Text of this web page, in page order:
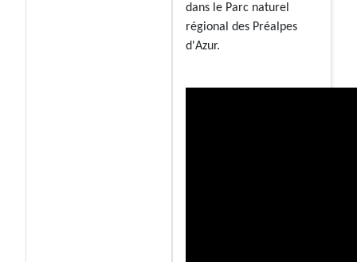
dans le Parc naturel
régional des Préalpes
d'Azur.